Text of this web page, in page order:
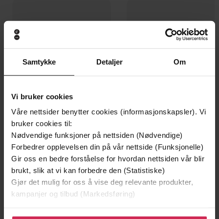
Samtykke Detaljer Om
Vi bruker cookies
Våre nettsider benytter cookies (informasjonskapsler). Vi
bruker cookies til:
Nødvendige funksjoner på nettsiden (Nødvendige)
Forbedrer opplevelsen din på vår nettside (Funksjonelle)
Gir oss en bedre forståelse for hvordan nettsiden vår blir
brukt, slik at vi kan forbedre den (Statistiske)
Gjør det mulig for oss å vise deg relevante produkter,
kampanjer og tilbud (Markedsføring)
Klikk på «Godta alle» for å gi oss ditt samtykke til å
399,-
Døde sjeler synger ikke
Jussi Adler-Olsen
LYDBOK
399,-
Tvilen
Jørn Lier Horst
LYDBOK